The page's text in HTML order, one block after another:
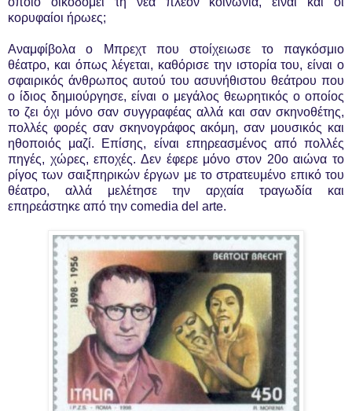
κορυφαίοι ήρωες;
Αναμφίβολα ο Μπρεχτ που στοίχειωσε το παγκόσμιο
θέατρο, και όπως λέγεται, καθόρισε την ιστορία του, είναι ο
σφαιρικός άνθρωπος αυτού του ασυνήθιστου θεάτρου που
ο ίδιος δημιούργησε, είναι ο μεγάλος θεωρητικός ο οποίος
το ζει όχι μόνο σαν συγγραφέας αλλά και σαν σκηνοθέτης,
πολλές φορές σαν σκηνογράφος ακόμη, σαν μουσικός και
ηθοποιός μαζί. Επίσης, είναι επηρεασμένος από πολλές
πηγές, χώρες, εποχές. Δεν έφερε μόνο στον 20ο αιώνα το
ρίγος των σαιξπηρικών έργων με το στρατευμένο επικό του
θέατρο, αλλά μελέτησε την αρχαία τραγωδία και
επηρεάστηκε από την comedia del arte.